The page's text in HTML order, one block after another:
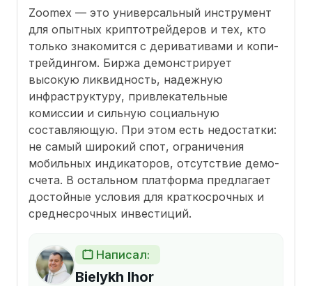
Zoomex — это универсальный инструмент
для опытных криптотрейдеров и тех, кто
только знакомится с деривативами и копи-
трейдингом. Биржа демонстрирует
высокую ликвидность, надежную
инфраструктуру, привлекательные
комиссии и сильную социальную
составляющую. При этом есть недостатки:
не самый широкий спот, ограничения
мобильных индикаторов, отсутствие демо-
счета. В остальном платформа предлагает
достойные условия для краткосрочных и
среднесрочных инвестиций.
Написал:
Bielykh Ihor